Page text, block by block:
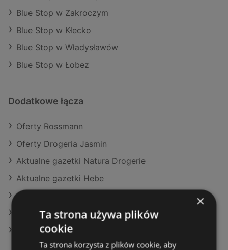
Blue Stop w Zakroczym
Blue Stop w Kłecko
Blue Stop w Władysławów
Blue Stop w Łobez
Dodatkowe łącza
Oferty Rossmann
Oferty Drogeria Jasmin
Aktualne gazetki Natura Drogerie
Aktualne gazetki Hebe
Aktualne gazetki Rossmann
Aktualne gazetki Super-Pharm
Aktualne gazetki Drogeria Jasmin
×
Ta strona używa plików
cookie
Ta strona korzysta z plików cookie, aby